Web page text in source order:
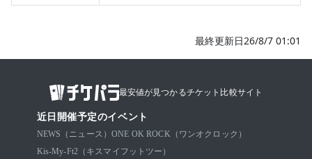
最終更新日26/8/7 01:01
最安値が見つかるチケット比較サイト
近日開催予定のイベント
NEWS（ニュース） ONE OK ROCK（ワンオクロック）
Kis-My-Ft2（キスマイフットツー）